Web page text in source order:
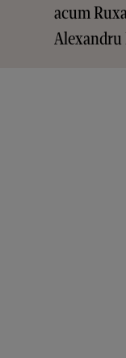
acum
Alexandru